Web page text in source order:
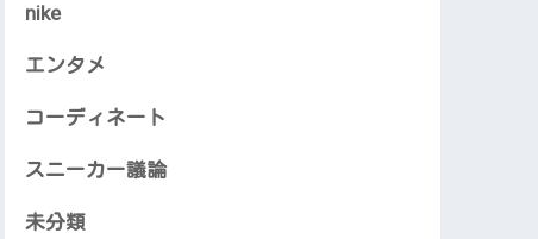
nike
エンタメ
コーディネート
スニーカー議論
未分類